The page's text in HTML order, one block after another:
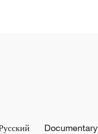
Documentary